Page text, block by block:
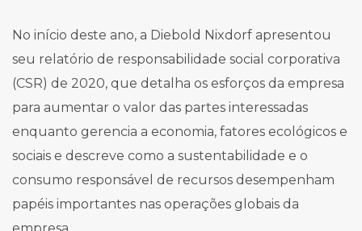
No início deste ano, a Diebold Nixdorf apresentou
seu relatório de responsabilidade social corporativa
(CSR) de 2020, que detalha os esforços da empresa
para aumentar o valor das partes interessadas
enquanto gerencia a economia, fatores ecológicos e
sociais e descreve como a sustentabilidade e o
consumo responsável de recursos desempenham
papéis importantes nas operações globais da
empresa.